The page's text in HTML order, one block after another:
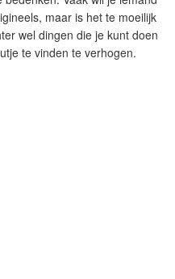
maar is het te moeilijk
wel dingen die je kunt doen
te vinden te verhogen.